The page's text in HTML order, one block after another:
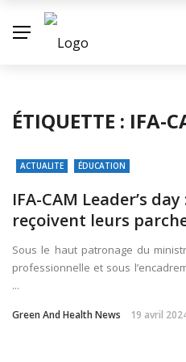
ÉTIQUETTE : IFA-
ACTUALITE ÉDUCATION
IFA-CAM Leader’s
reçoivent leurs
Sous le haut patronage du
professionnelle et sous
...
Green And Health News 19 avril